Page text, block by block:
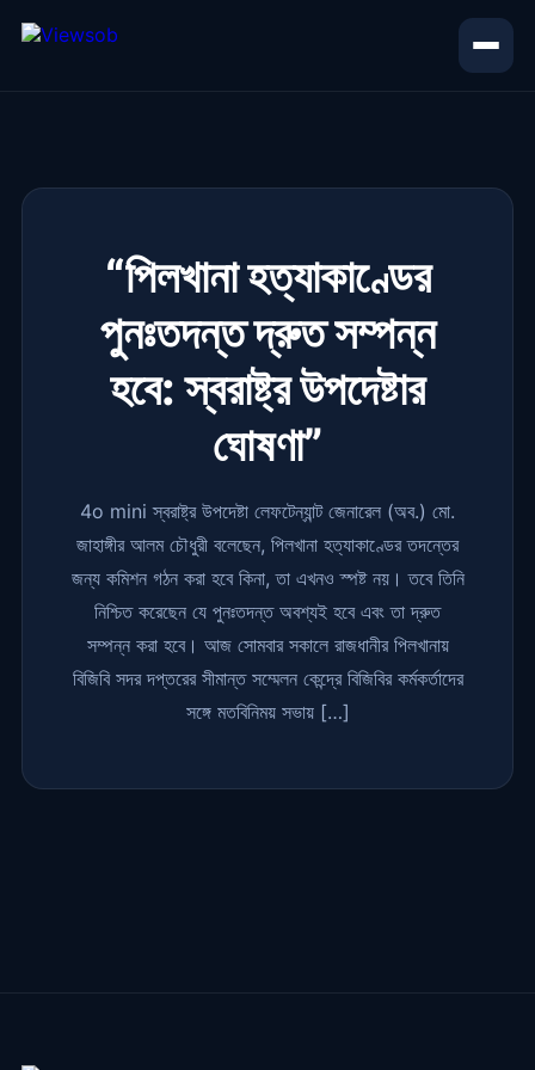
“পিলখানা হত্যাকাণ্ডের
পুনঃতদন্ত দ্রুত সম্পন্ন
হবে: স্বরাষ্ট্র উপদেষ্টার
ঘোষণা”
4o mini স্বরাষ্ট্র উপদেষ্টা লেফটেন্যান্ট জেনারেল (অব.) মো.
জাহাঙ্গীর আলম চৌধুরী বলেছেন, পিলখানা হত্যাকাণ্ডের তদন্তের
জন্য কমিশন গঠন করা হবে কিনা, তা এখনও স্পষ্ট নয়। তবে তিনি
নিশ্চিত করেছেন যে পুনঃতদন্ত অবশ্যই হবে এবং তা দ্রুত
সম্পন্ন করা হবে। আজ সোমবার সকালে রাজধানীর পিলখানায়
বিজিবি সদর দপ্তরের সীমান্ত সম্মেলন কেন্দ্রে বিজিবির কর্মকর্তাদের
সঙ্গে মতবিনিময় সভায় […]